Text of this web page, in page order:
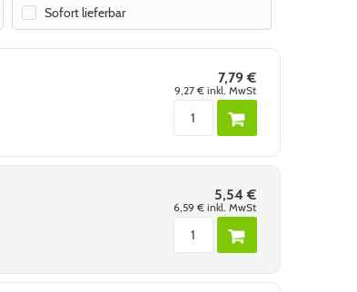
Sortieren nachvon1000 h bis5000 h
Sofort lieferbar
7,79 €
9,27 € inkl. MwSt
5,54 €
6,59 € inkl. MwSt